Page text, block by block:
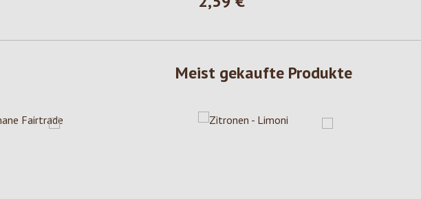
Meist gekaufte Produkte